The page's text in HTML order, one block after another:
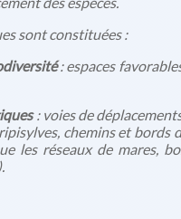
sont constituées :
: espaces
: voies de
chemins et bords
les réseaux de mares,